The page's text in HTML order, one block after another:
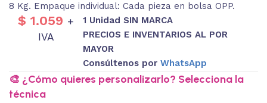
8 Kg. Empaque individual: Cada pieza en bolsa OPP.
$ 1.059 +
IVA
1 Unidad SIN MARCA
PRECIOS E INVENTARIOS AL POR
MAYOR
Consúltenos porWhatsApp
🎨 ¿Cómo quieres personalizarlo? Selecciona la
técnica